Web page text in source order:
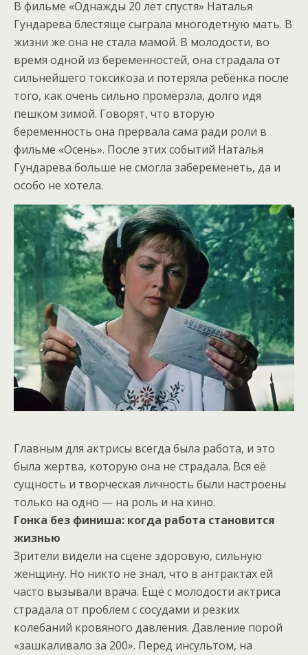
В фильме «Однажды 20 лет спустя» Наталья
Гундарева блестяще сыграла многодетную мать. В
жизни же она не стала мамой. В молодости, во
время одной из беременностей, она страдала от
сильнейшего токсикоза и потеряла ребёнка после
того, как очень сильно промёрзла, долго идя
пешком зимой. Говорят, что вторую
беременность она прервала сама ради роли в
фильме «Осень». После этих событий Наталья
Гундарева больше не смогла забеременеть, да и
особо не хотела.
Главным для актрисы всегда была работа, и это
была жертва, которую она не страдала. Вся её
сущность и творческая личность были настроены
только на одно — на роль и на кино.
Гонка без финиша: когда работа становится
жизнью
Зрители видели на сцене здоровую, сильную
женщину. Но никто не знал, что в антрактах ей
часто вызывали врача. Ещё с молодости актриса
страдала от проблем с сосудами и резких
колебаний кровяного давления. Давление порой
«зашкаливало за 200». Перед инсультом, на